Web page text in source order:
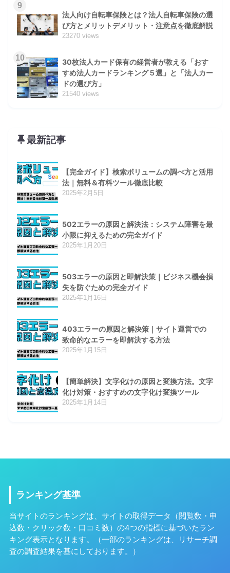
9
法人向け自転車保険とは？法人自転車保険の選
び方とメリットデメリット・注意点を徹底解説
23270 views
10
30枚法人カード保有の経営者が教える「おす
すめ法人カードランキング５選」と「法人カー
ドの選び方」
21540 views
最新記事
【完全ガイド】検索ボリュームの調べ方と活用
法｜無料＆有料ツール徹底比較
2025年2月5日
502エラーの原因と解決法：システム障害を最
小限に抑えるための完全ガイド
2025年1月20日
503エラーの原因と即解決策｜ビジネス機会損
失を防ぐための完全ガイド
2025年1月16日
403エラーの原因と解決策｜サイト運営での
致命的なエラーを即解決する方法
2025年1月15日
【簡単解決】文字化けの原因と変換方法。文字
化け対策・おすすめの文字化け変換ツール
2025年1月14日
ランキング基準
当サイトのランキングは、サイトの取得データ（閲覧数・申
込数・クリック数・口コミ数）の4つの指標に基づいたラン
キング表示となります。（一部のランキングは、リサーチ調
査の調査結果を基にしております。）